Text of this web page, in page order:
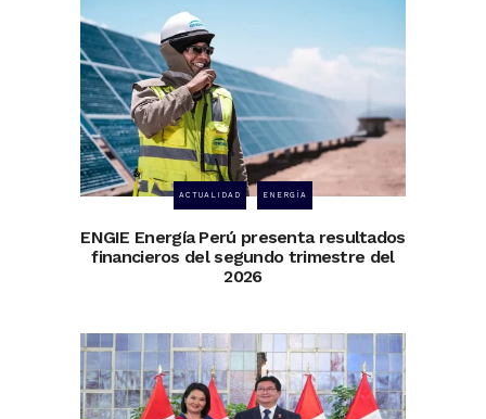
ACTUALIDAD ENERGÍA
ENGIE Energía Perú presenta resultados
financieros del segundo trimestre del
2026